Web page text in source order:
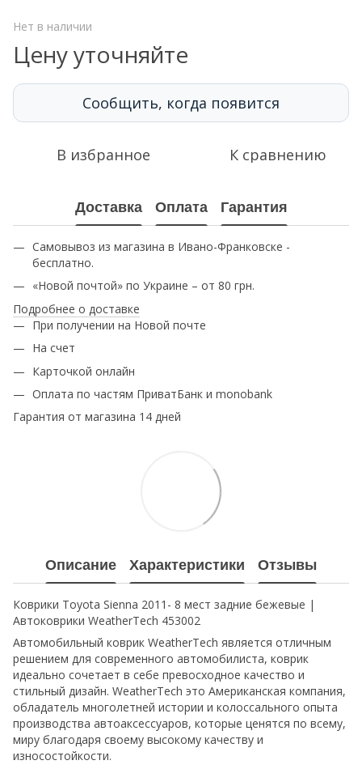
Нет в наличии
Цену уточняйте
Сообщить, когда появится
В избранное К сравнению
Доставка Оплата Гарантия
Самовывоз из магазина в Ивано-Франковске -
бесплатно.
«Новой почтой» по Украине – от 80 грн.
Подробнее о доставке
При получении на Новой почте
На счет
Карточкой онлайн
Оплата по частям ПриватБанк и monobank
Гарантия от магазина 14 дней
Описание Характеристики Отзывы
Коврики Toyota Sienna 2011- 8 мест задние бежевые |
Автоковрики WeatherTech 453002
Автомобильный коврик WeatherTech является отличным
решением для современного автомобилиста, коврик
идеально сочетает в себе превосходное качество и
стильный дизайн. WeatherTech это Американская компания,
обладатель многолетней истории и колоссального опыта
производства автоаксессуаров, которые ценятся по всему,
миру благодаря своему высокому качеству и
износостойкости.